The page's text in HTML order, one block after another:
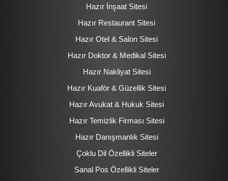
Hazır İnşaat Sitesi
Hazır Restaurant Sitesi
Hazır Otel & Salon Sitesi
Hazır Doktor & Medikal Sitesi
Hazır Nakliyat Sitesi
Hazır Kuaför & Güzellik Sitesi
Hazır Avukat & Hukuk Sitesi
Hazır Temizlik Firması Sitesi
Hazır Danışmanlık Sitesi
Çoklu Dil Özellikli Siteler
Sanal Pos Özellikli Siteler